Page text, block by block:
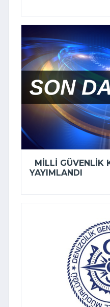
MILLI GÜVENLIK
YAYIMLANDI